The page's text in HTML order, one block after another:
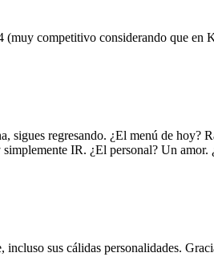
competitivo considerando que en
sigues regresando. ¿El menú de hoy?
IR. ¿El personal? Un
sus cálidas personalidades.